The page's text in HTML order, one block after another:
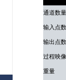
通道数
输入点
输出点
过程映
重量